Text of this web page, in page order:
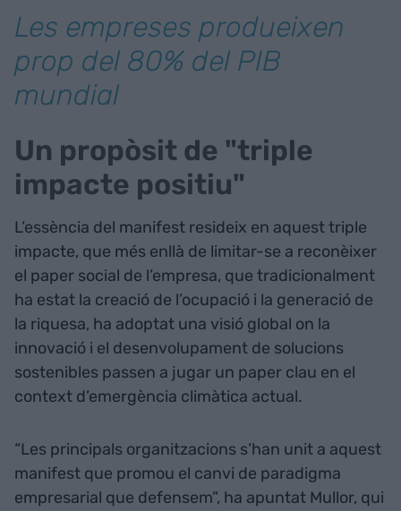
Les empreses produeixen
prop del 80% del PIB
mundial
Un propòsit de "triple
impacte positiu"
L’essència del manifest resideix en aquest triple
impacte, que més enllà de limitar-se a reconèixer
el paper social de l’empresa, que tradicionalment
ha estat la creació de l’ocupació i la generació de
la riquesa, ha adoptat una visió global on la
innovació i el desenvolupament de solucions
sostenibles passen a jugar un paper clau en el
context d’emergència climàtica actual.
“Les principals organitzacions s’han unit a aquest
manifest que promou el canvi de paradigma
empresarial que defensem”, ha apuntat Mullor, qui